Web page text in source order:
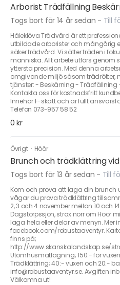
Arborist Trädfällning
Togs bort för 14 år sedan - Till
Håleklöva Trädvård är ett
utbildade arborister och mångårig
säker trädvård. Vi sätter träden i
människa. Allt arbete utförs genom
yttersta precision. Med denna
omgivande miljö såsom trädrötter,
tjänster: - Beskärning -
Kontakta oss för kostnadsfritt
Innehar F-skatt och är fullt
Telefon 073-957 58 52
0 kr
Övrigt · Höör
Brunch och trädklättring
Togs bort för 13 år sedan - Till
Kom och prova att laga din brunch
vågar du prova trädklättring
2, 3 och 4 november mellan 10 och
Dagstorpssjön, strax norr om Höör
laga hela eller delar av menyn. Mer
facebook.com/robustaaventyr.
finns på;
http://www.skanskalandskap.se/
Utomhusmatlagning; 150:- för
Trädklättring; 40:- vuxen och 20:-
info@robustaaventyr.se. Avgiften
Välkomna ut!